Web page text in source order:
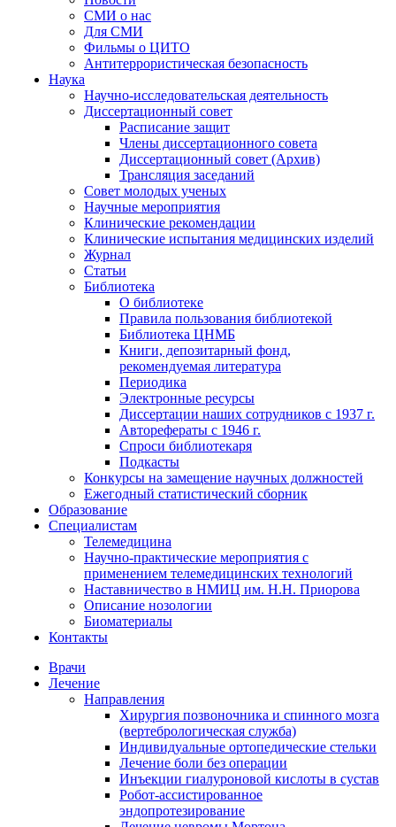
СМИ о нас
Для СМИ
Фильмы о ЦИТО
Антитеррористическая безопасность
Наука
Научно-исследовательская деятельность
Диссертационный совет
Расписание защит
Члены диссертационного совета
Диссертационный совет (Архив)
Трансляция заседаний
Совет молодых ученых
Научные мероприятия
Клинические рекомендации
Клинические испытания медицинских изделий
Журнал
Статьи
Библиотека
О библиотеке
Правила пользования библиотекой
Библиотека ЦНМБ
Книги, депозитарный фонд,
рекомендуемая литература
Периодика
Электронные ресурсы
Диссертации наших сотрудников с 1937 г.
Авторефераты с 1946 г.
Спроси библиотекаря
Подкасты
Конкурсы на замещение научных должностей
Ежегодный статистический сборник
Образование
Специалистам
Телемедицина
Научно-практические мероприятия с
применением телемедицинских технологий
Наставничество в НМИЦ им. Н.Н. Приорова
Описание нозологии
Биоматериалы
Контакты
Врачи
Лечение
Направления
Хирургия позвоночника и спинного мозга
(вертебрологическая служба)
Индивидуальные ортопедические стельки
Лечение боли без операции
Инъекции гиалуроновой кислоты в сустав
Робот-ассистированное
эндопротезирование